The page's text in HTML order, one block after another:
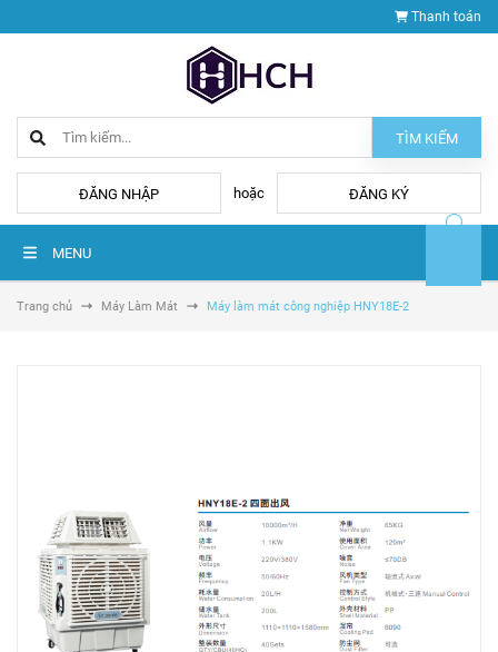
Thanh toán
TÌM KIẾM
ĐĂNG NHẬP hoặc ĐĂNG KÝ
MENU
Trang chủ Máy Làm Mát Máy làm mát công nghiệp HNY18E-2